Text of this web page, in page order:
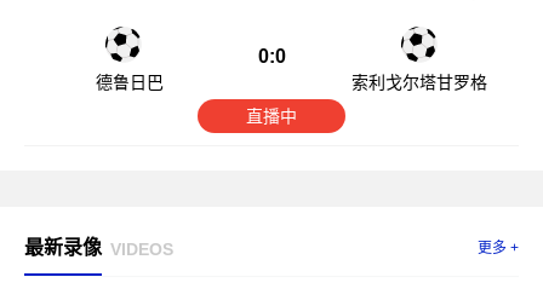
德鲁日巴
0:0
索利戈尔塔甘罗格
直播中
最新录像 VIDEOS 更多 +